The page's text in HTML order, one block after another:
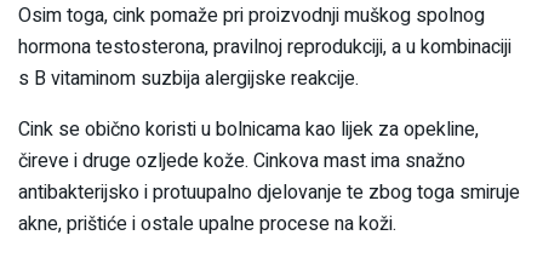
Osim toga, cink pomaže pri proizvodnji muškog spolnog
hormona testosterona, pravilnoj reprodukciji, a u kombinaciji
s B vitaminom suzbija alergijske reakcije.
Cink se obično koristi u bolnicama kao lijek za opekline,
čireve i druge ozljede kože. Cinkova mast ima snažno
antibakterijsko i protuupalno djelovanje te zbog toga smiruje
akne, prištiće i ostale upalne procese na koži.